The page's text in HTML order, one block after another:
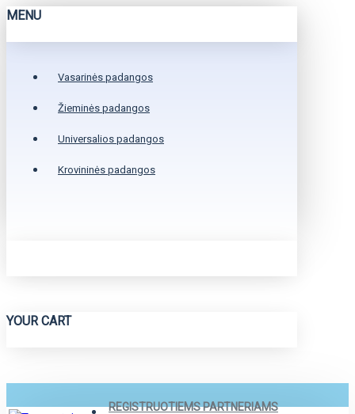
MENU
Vasarinės padangos
Žieminės padangos
Universalios padangos
Krovininės padangos
YOUR CART
REGISTRUOTIEMS PARTNERIAMS